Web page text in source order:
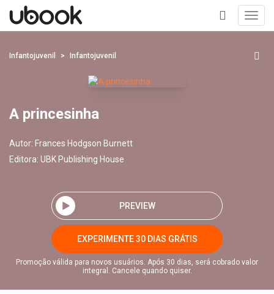
+
Infantojuvenil Infantojuvenil
A princesinha
Autor: Frances Hodgson Burnett
Editora: UBK Publishing House
PREVIEW
EXPERIMENTE 30 DIAS GRÁTIS
Promoção válida para novos usuários. Após 30 dias, será cobrado valor
integral. Cancele quando quiser.